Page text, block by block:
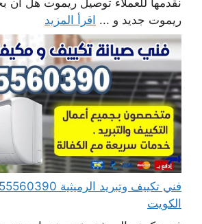
ريموت جديد و ... اقرأ المزيد
الكويت